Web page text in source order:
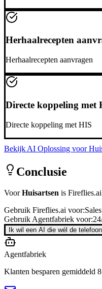
Herhaalrecepten
Herhaalrecepten aanvragen
Directe koppeling met
Directe koppeling met HIS
Bekijk AI Oplossing voor
Conclusie
VoorHuisartsen is Fireflies.ai
Gebruik Fireflies.ai voor:
Gebruik Agentfabriek voor:
Ik wil een AI die wél de
Agentfabriek
Klanten besparen gemiddeld